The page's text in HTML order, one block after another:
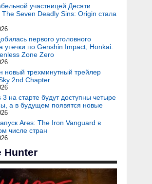
участницей Десяти
The Seven Deadly Sins: Origin стала
первого уголовного
утечки по Genshin Impact, Honkai:
Zone Zero
новый трехминутный трейлер
2nd Chapter
3 на старте будут доступны четыре
а в будущем появятся новые
Ares: The Iron Vanguard в
числе стран
Hunter